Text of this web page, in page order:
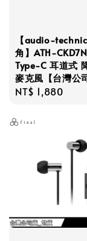
【audio-
角】ATH-
Type-C 耳道式
麥克風【台灣公
Regular
NT$ 1,880